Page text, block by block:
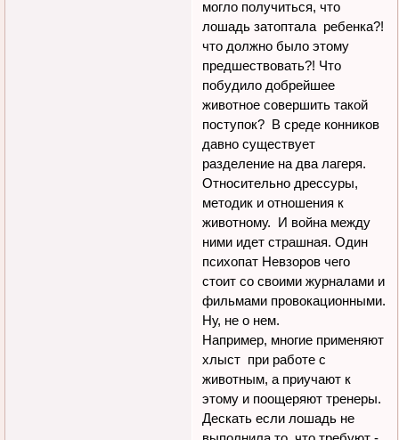
могло получиться, что
лошадь затоптала ребенка?!
что должно было этому
предшествовать?! Что
побудило добрейшее
животное совершить такой
поступок? В среде конников
давно существует
разделение на два лагеря.
Относительно дрессуры,
методик и отношения к
животному. И война между
ними идет страшная. Один
психопат Невзоров чего
стоит со своими журналами и
фильмами провокационными.
Ну, не о нем.
Например, многие применяют
хлыст при работе с
животным, а приучают к
этому и поощеряют тренеры.
Дескать если лошадь не